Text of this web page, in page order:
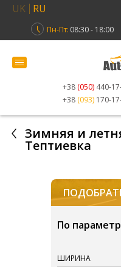
UK RU
Пн-Пт: 08:30 - 18:00
+38 (050) 440-
+38 (093) 170-
Зимняя и
Тептиевка
По
ШИРИНА